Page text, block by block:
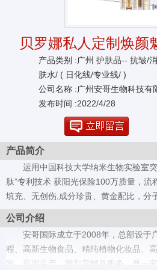
贝罗娜私人定制焕颜
产品类别 :广州 护肤品-- 抗皱/
肤水/ ( 日化线/专业线/ )
公司名称 :广州安哥生物科技有
发布时间 :2022/4/28
产品简介
运用中国科技大学纳米生物实验室
肽”专利技术 获阳光保险100万质量，流
填充、无创伤,成分珍贵、黄金配比，分
公司介绍
安哥国际成立于2008年，总部设于
程、高新生物食品、精纯植物化妆品、
发、应用生产、策划营销及服务，是一